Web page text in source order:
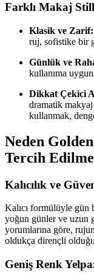
Farklı Makaj
Klasik ve Zarif:
ruj, sofistike bir
Günlük ve
kullanıma
Dikkat Çekici
dramatik
kullanmak,
Neden
Tercih
Kalıcılık ve
Kalıcı formülüyle
yoğun günler ve uzun
yorumlarına göre,
oldukça dirençli
Geniş Renk